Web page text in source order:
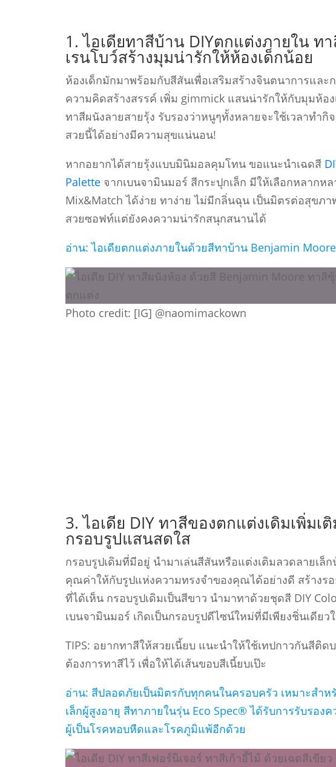
1. ไอเดียทาสีบ้าน DIYตกแต่งภายใน ท
เรนโบว์สร้างมุมน่ารักให้ห้องเด็กน้อย
ห้องเด็กมักมาพร้อมกับสีสันเพื่อเสริมสร้างจินตนาการและ
ความคิดสร้างสรรค์ เพิ่ม gimmick แสนน่ารักให้กับมุมห้อง
ทาสีผนังลายสายรุ้ง รับรองว่าหนูๆทั้งหลายจะใช้เวลาทํากิ
สวยนี้ได้อย่างมีความสุขแน่นอน!
หากอยากได้สายรุ้งแบบมินิมอลคุมโทน ขอแนะนําเฉดสี
Palette จากเบนจามินมอร์ สีกระปุกเล็ก มีให้เลือกหลากห
Mix&Match ได้ง่าย ทาง่าย ไม่มีกลิ่นฉุน เป็นมิตรต่อสุขภา
สวยซอฟท์แต่ยังคงความน่ารักสนุกสนานได้
อ่าน: ไอเดียตกแต่งภายในด้วยสีทาบ้าน Benjamin Moore
Photo credit: [IG] @naomimackown
3. ไอเดีย DIY ทาสีของตกแต่งเดิมเพิ่มเ
กรอบรูปแสนสดใส
กรอบรูปเดิมที่มีอยู่ นํามาเล่นสีสันหรือแต่งเติมลวดลายเล็ก
คุณค่าให้กับรูปแห่งความทรงจําของคุณได้อย่างดี สร้างร
ที่ได้เห็น กรอบรูปเดิมเป็นสีขาว นํามาทาด้วยชุดสี DIY
เบนจามินมอร์ เกิดเป็นกรอบรูปดีไซน์ใหม่ที่มีเพียงชิ่นเดียว
TIPS: อยากทาสีให้สวยเนี้ยบ แนะนําให้ใช้เทปกาวกันสีติด
ต้องการทาสีไว้ เพื่อให้ได้เส้นขอบสีเนี้ยบเป๊ะ
อ่าน: สีปลอดภัยเป็นมิตรกับทุกคนในครอบครัว เหมาะสําห
เล็กผู้สูงอายุ สีทาภายในรุ่น Eco Spec® ได้รับการรับรอง
ผู้เป็นโรคหอบหืดและโรคภูมิแพ้อีกด้วย